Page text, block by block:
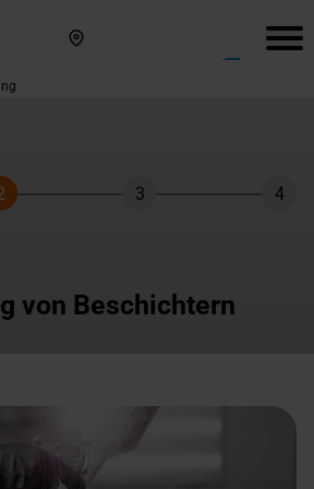
Schritt
3 4
von Beschichtern